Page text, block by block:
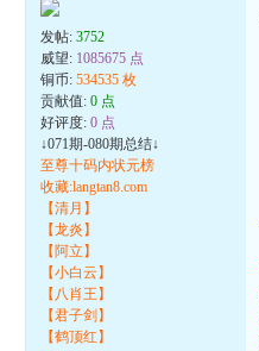
发帖:3752
威望: 1085675 点
铜币:534535 枚
贡献值:0 点
好评度:0 点
↓071期-080期总结↓
至尊十码内状元榜
收藏:langtan8.com
【清月】
【龙炎】
【阿立】
【小白云】
【八肖王】
【君子剑】
【鹤顶红】